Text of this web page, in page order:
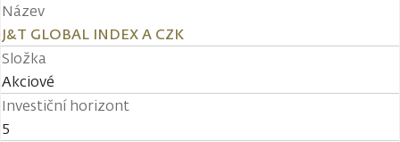
Název
J&T GLOBAL INDEX A CZK
Složka
Akciové
Investiční horizont
5